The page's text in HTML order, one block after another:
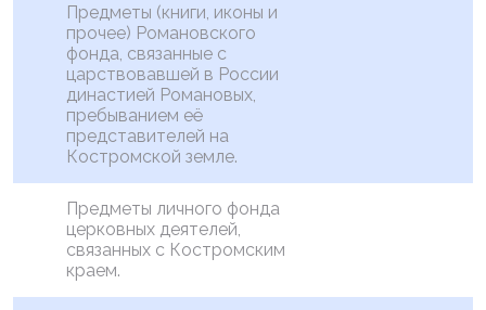
Предметы (книги, иконы и
прочее) Романовского
фонда, связанные с
царствовавшей в России
династией Романовых,
пребыванием её
представителей на
Костромской земле.
Предметы личного фонда
церковных деятелей,
связанных с Костромским
краем.